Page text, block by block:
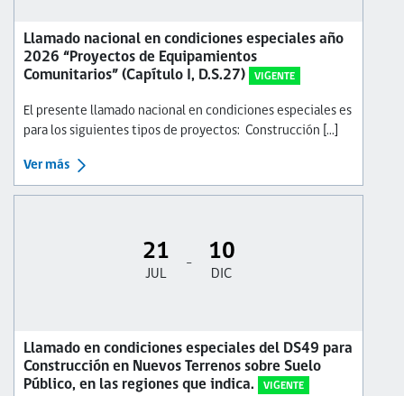
Llamado nacional en condiciones especiales año
2026 “Proyectos de Equipamientos
Comunitarios” (Capítulo I, D.S.27)
VIGENTE
El presente llamado nacional en condiciones especiales es
para los siguientes tipos de proyectos: Construcción [...]
Ver más
21
JUL
- 10
DIC
Llamado en condiciones especiales del DS49 para
Construcción en Nuevos Terrenos sobre Suelo
Público, en las regiones que indica.
VIGENTE